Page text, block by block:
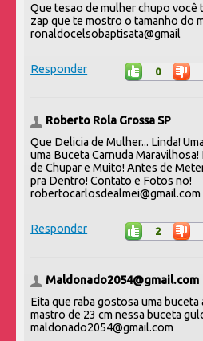
Que tesao de mulher chupo você
zap que te mostro o tamanho do
ronaldocelsobaptisata@gmail
Responder 0
Roberto Rola Grossa SP
Que Delicia de Mulher... Linda!
uma Buceta Carnuda
de Chupar e Muito! Antes de
pra Dentro! Contato e Fotos no!
robertocarlosdealmei@gmail.com
Responder 2
Maldonado2054@gmail.com
Eita que raba gostosa uma
mastro de 23 cm nessa buceta
maldonado2054@gmail.com